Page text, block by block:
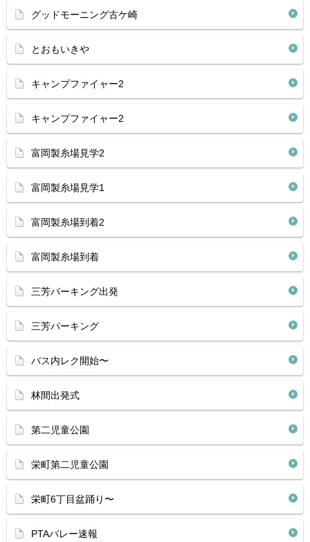
グッドモーニング古ケ崎
とおもいきや
キャンプファイャー2
キャンプファイャー2
富岡製糸場見学2
富岡製糸場見学1
富岡製糸場到着2
富岡製糸場到着
三芳パーキング出発
三芳パーキング
バス内レク開始〜
林間出発式
第二児童公園
栄町第二児童公園
栄町6丁目盆踊り〜
PTAバレー速報